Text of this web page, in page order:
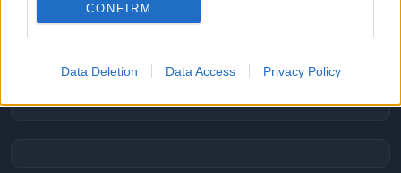
CONFIRM
Data Deletion Data Access Privacy Policy